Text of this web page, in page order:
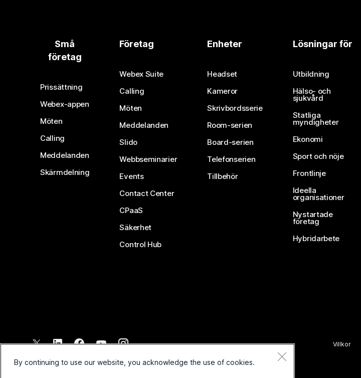
Små
företag
Prissättning
Webex-appen
Möten
Calling
Meddelanden
Skärmdelning
Företag
Webex Suite
Calling
Möten
Meddelanden
Slido
Webbseminarier
Events
Contact Center
CPaaS
Säkerhet
Control Hub
Enheter
Headset
Kameror
Skrivbordsserie
Room-serien
Board-serien
Telefonserien
Tillbehör
Lösningar för
Utbildning
Hälso- och
sjukvård
Statliga
myndigheter
Ekonomi
Sport och nöje
Frontlinje
Ideella
organisationer
Nystartade
företag
Hybridarbete
2026 Cisco och/eller dess dotterbolag. Med ensamrätt.
Villkor
By continuing to use our website, you acknowledge the use of cookies.